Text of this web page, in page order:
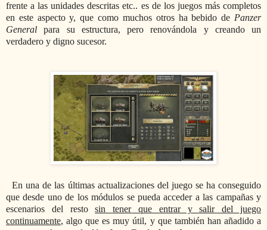
frente a las unidades descritas etc.. es de los juegos más completos
en este aspecto y, que como muchos otros ha bebido de Panzer
General para su estructura, pero renovándola y creando un
verdadero y digno sucesor.
En una de las últimas actualizaciones del juego se ha conseguido
que desde uno de los módulos se pueda acceder a las campañas y
escenarios del restosin tener que entrar y salir del juego
continuamente, algo que es muy útil, y que también han añadido a